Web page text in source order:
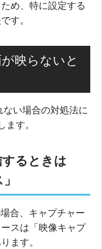
め、特に設定する
す。
映らないと
い場合の対処法に
す。
るときは
合、キャプチャー
スは「映像キャプ
ます。